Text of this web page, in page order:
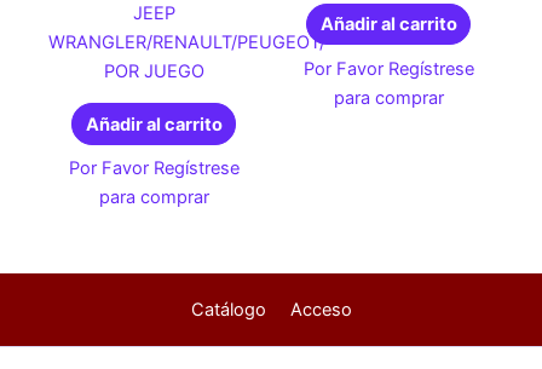
JEEP
WRANGLER/RENAULT/PEUGEOT/
POR JUEGO
Añadir al carrito
Por Favor Regístrese
para comprar
Añadir al carrito
Por Favor Regístrese
para comprar
Catálogo Acceso